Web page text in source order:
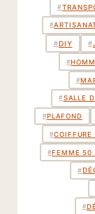
#
#
#DIY #
#
#
# SALLE
#PLAFOND
#COIFFURE
#FEMME 50
#
#